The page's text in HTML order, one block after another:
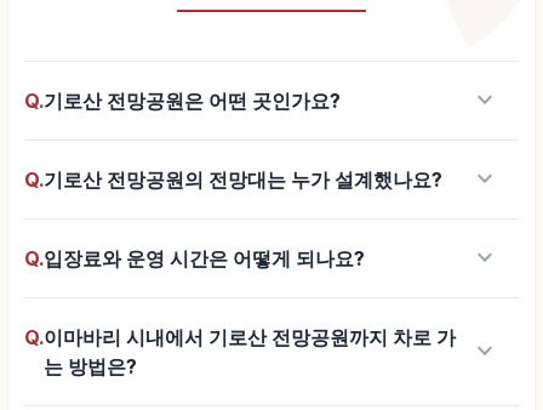
Q.기로산 전망공원은 어떤 곳인가요? keyboard_arrow_down
Q.기로산 전망공원의 전망대는 누가 설계했나요? keyboard_arrow_down
Q.입장료와 운영 시간은 어떻게 되나요? keyboard_arrow_down
Q.이마바리 시내에서 기로산 전망공원까지 차로 가
는 방법은?
keyboard_arrow_down